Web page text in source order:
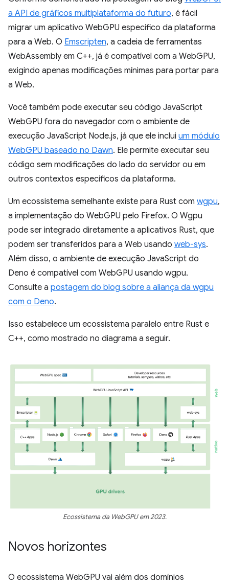
a API de gráficos multiplataforma do futuro, é fácil
migrar um aplicativo WebGPU específico da plataforma
para a Web. O Emscripten, a cadeia de ferramentas
WebAssembly em C++, já é compatível com a WebGPU,
exigindo apenas modificações mínimas para portar para
a Web.
Você também pode executar seu código JavaScript
WebGPU fora do navegador com o ambiente de
execução JavaScript Node.js, já que ele inclui um módulo
WebGPU baseado no Dawn. Ele permite executar seu
código sem modificações do lado do servidor ou em
outros contextos específicos da plataforma.
Um ecossistema semelhante existe para Rust com wgpu,
a implementação do WebGPU pelo Firefox. O Wgpu
pode ser integrado diretamente a aplicativos Rust, que
podem ser transferidos para a Web usando web-sys.
Além disso, o ambiente de execução JavaScript do
Deno é compatível com WebGPU usando wgpu.
Consulte a postagem do blog sobre a aliança da wgpu
com o Deno.
Isso estabelece um ecossistema paralelo entre Rust e
C++, como mostrado no diagrama a seguir.
Ecossistema da WebGPU em 2023.
Novos horizontes
O ecossistema WebGPU vai além dos domínios